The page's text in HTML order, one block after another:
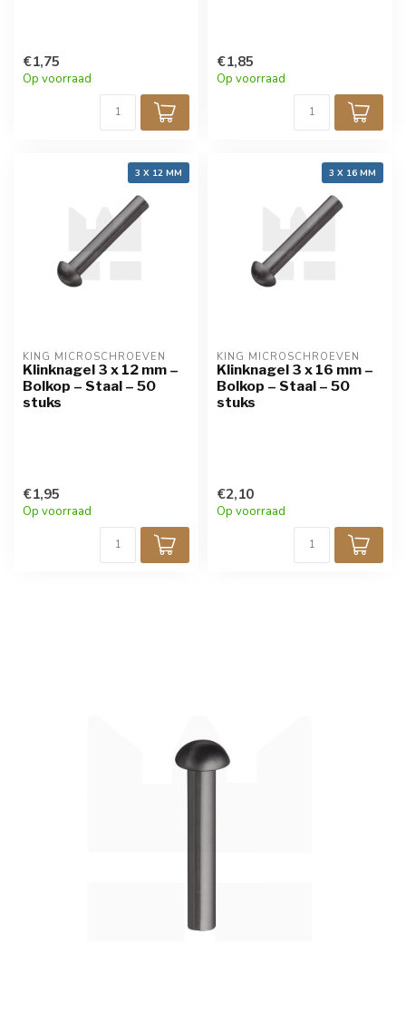
€1,75
Op voorraad
€1,85
Op voorraad
3 X 12 MM
KING MICROSCHROEVEN
Klinknagel 3 x 12 mm –
Bolkop – Staal – 50
stuks
€1,95
Op voorraad
3 X 16 MM
KING MICROSCHROEVEN
Klinknagel 3 x 16 mm –
Bolkop – Staal – 50
stuks
€2,10
Op voorraad